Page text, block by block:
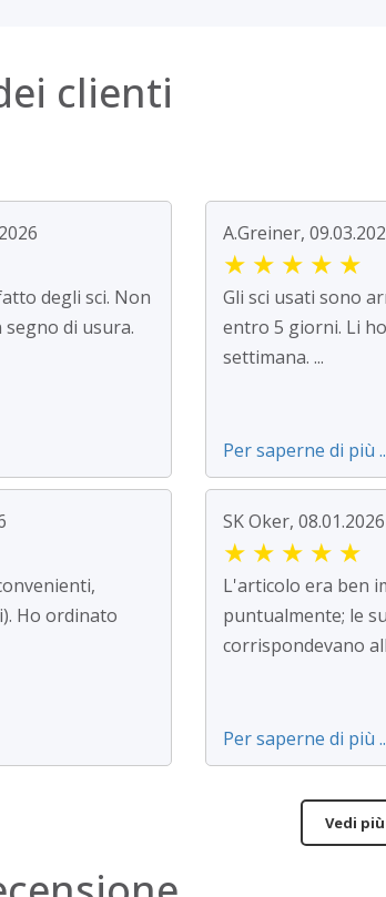
clienti
degli sci. Non
di usura.
A.Greiner,
★ ★ ★ ★ ★
Gli sci usati sono
entro 5 giorni. Li
settimana. ...
Per saperne di più
Ho ordinato
SK Oker, 08.01.2026
★ ★ ★ ★ ★
L'articolo era ben
puntualmente; le
corrispondevano
Per saperne di più
Vedi